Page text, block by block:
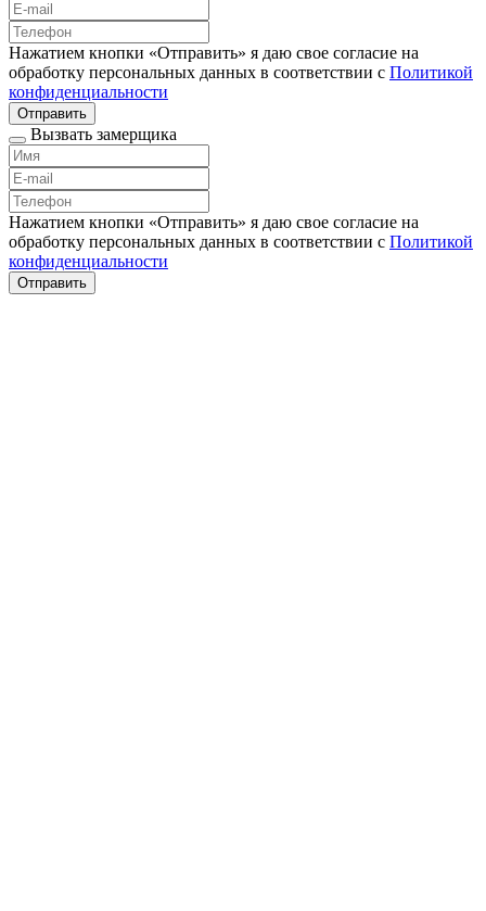
Нажатием кнопки «Отправить» я даю свое согласие на
обработку персональных данных в соответствии с Политикой
конфиденциальности
Отправить
Вызвать замерщика
Нажатием кнопки «Отправить» я даю свое согласие на
обработку персональных данных в соответствии с Политикой
конфиденциальности
Отправить